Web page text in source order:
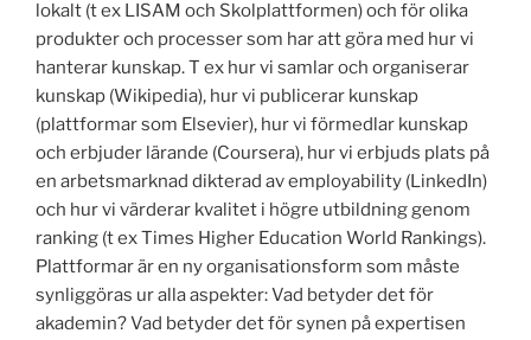
lokalt (t ex LISAM och Skolplattformen) och för olika
produkter och processer som har att göra med hur vi
hanterar kunskap. T ex hur vi samlar och organiserar
kunskap (Wikipedia), hur vi publicerar kunskap
(plattformar som Elsevier), hur vi förmedlar kunskap
och erbjuder lärande (Coursera), hur vi erbjuds plats på
en arbetsmarknad dikterad av employability (LinkedIn)
och hur vi värderar kvalitet i högre utbildning genom
ranking (t ex Times Higher Education World Rankings).
Plattformar är en ny organisationsform som måste
synliggöras ur alla aspekter: Vad betyder det för
akademin? Vad betyder det för synen på expertisen